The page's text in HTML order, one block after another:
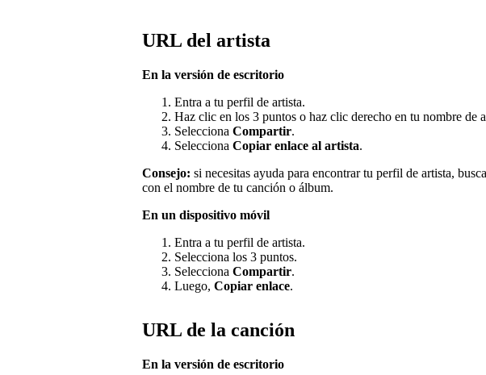
URL del artista
En la versión de escritorio
Entra a tu perfil de artista.
Haz clic en los 3 puntos o haz clic derecho en tu nombre de
Selecciona Compartir.
Selecciona Copiar enlace al artista.
Consejo: si necesitas ayuda para encontrar tu perfil de artista,
con el nombre de tu canción o álbum.
En un dispositivo móvil
Entra a tu perfil de artista.
Selecciona los 3 puntos.
Selecciona Compartir.
Luego, Copiar enlace.
URL de la canción
En la versión de escritorio